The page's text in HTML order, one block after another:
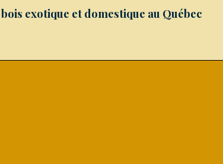
exotique et domestique au Québec